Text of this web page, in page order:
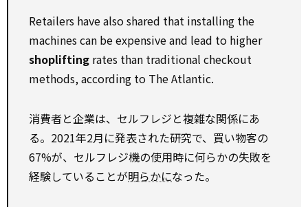
Retailers have also shared that installing the
machines can be expensive and lead to higher
shoplifting rates than traditional checkout
methods, according to The Atlantic.
消費者と企業は、セルフレジと複雑な関係にあ
る。2021年2月に発表された研究で、買い物客の
67%が、セルフレジ機の使用時に何らかの失敗を
経験していることが明らかになった。